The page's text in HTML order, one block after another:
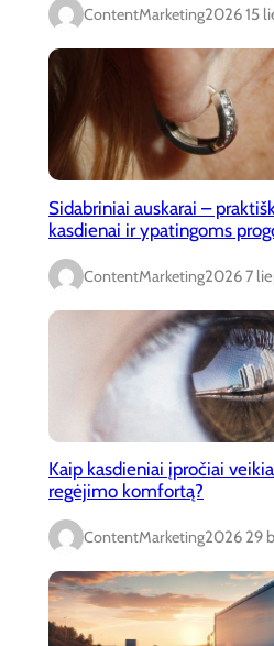
ContentMarketing2026 15
Sidabriniai auskarai –
kasdienai ir ypatingoms
ContentMarketing2026 7
Kaip kasdieniai įpročiai
regėjimo komfortą?
ContentMarketing2026 29